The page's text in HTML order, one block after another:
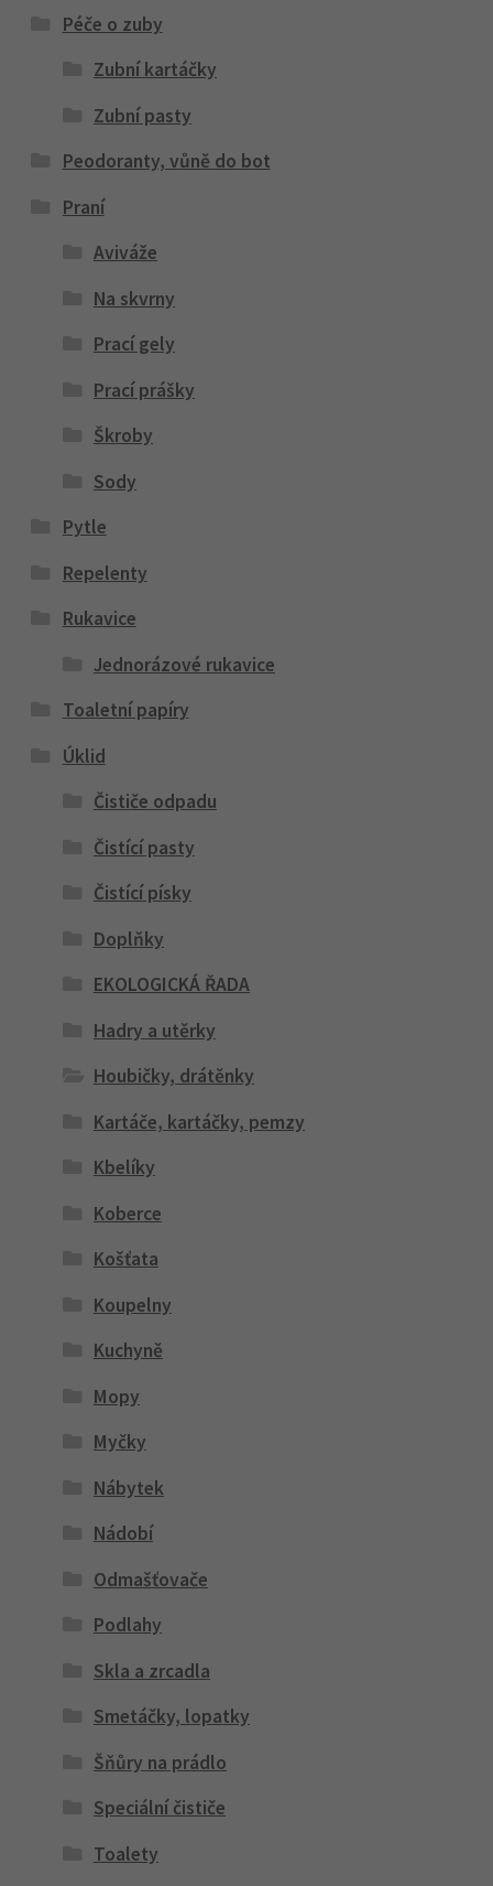
Péče o zuby
Zubní kartáčky
Zubní pasty
Peodoranty, vůně do bot
Praní
Aviváže
Na skvrny
Prací gely
Prací prášky
Škroby
Sody
Pytle
Repelenty
Rukavice
Jednorázové rukavice
Toaletní papíry
Úklid
Čističe odpadu
Čistící pasty
Čistící písky
Doplňky
EKOLOGICKÁ ŘADA
Hadry a utěrky
Houbičky, drátěnky
Kartáče, kartáčky, pemzy
Kbelíky
Koberce
Košťata
Koupelny
Kuchyně
Mopy
Myčky
Nábytek
Nádobí
Odmašťovače
Podlahy
Skla a zrcadla
Smetáčky, lopatky
Šňůry na prádlo
Speciální čističe
Toalety